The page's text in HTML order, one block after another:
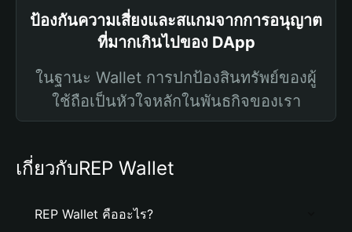
ป้องกันความเสี่ยงและสแกมจากการอนุญาต
ที่มากเกินไปของ DApp
ในฐานะ Wallet การปกป้องสินทรัพย์ของผู้
ใช้ถือเป็นหัวใจหลักในพันธกิจของเรา
เกี่ยวกับREP Wallet
REP Wallet คืออะไร?